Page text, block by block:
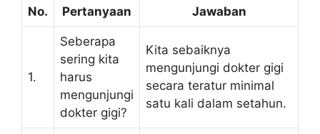
No. Pertanyaan Jawaban
1.
Seberapa
sering kita
harus
mengunjungi
dokter gigi?
Kita sebaiknya
mengunjungi dokter gigi
secara teratur minimal
satu kali dalam setahun.